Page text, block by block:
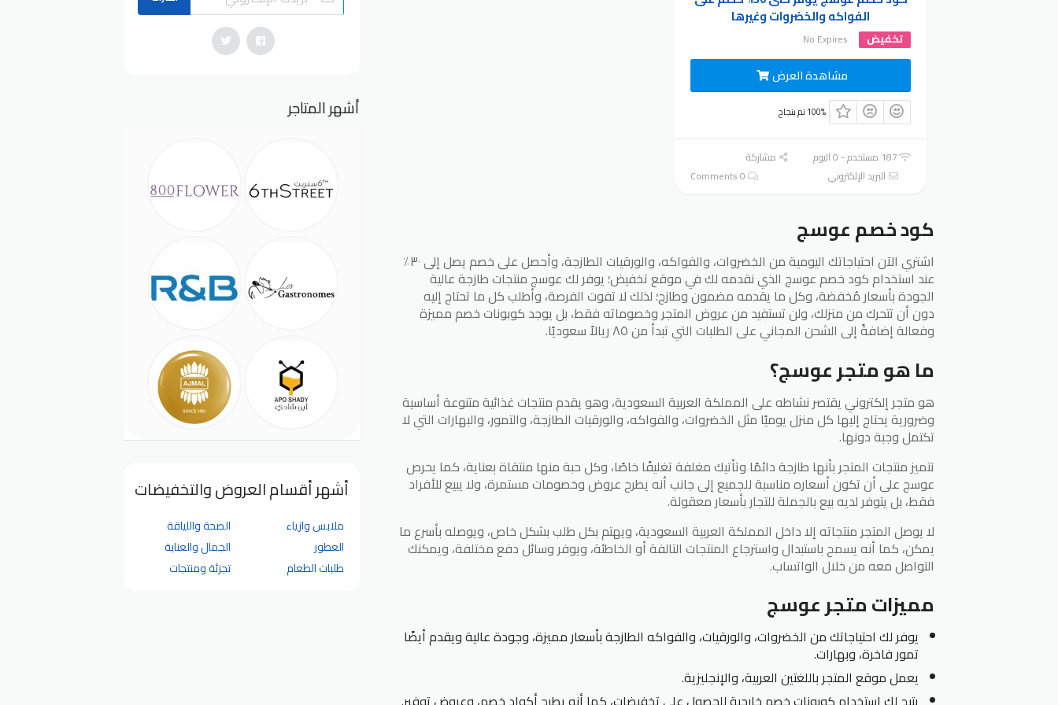
الفواكه والخضروات وغيرها
تخفيض No Expires
مشاهدة العرض
100% تم بنجاح
187 مستخدم - 0 اليوم
مشاركة
البريد الإلكتروني
0 Comments
كود خصم عوسج
اشتري الآن احتياجاتك اليومية من الخضروات، والفواكه، والورقيات الطازجة، وأحصل على خصم يصل إلى ٣٠٪
عند استخدام كود خصم عوسج الذي نقدمه لك في موقع تخفيض؛ يوفر لك عوسج منتجات طازجة عالية
الجودة بأسعار مُخفضة، وكل ما يقدمه مضمون وطازج؛ لذلك لا تفوت الفرصة، وأطلب كل ما تحتاج إليه
دون أن تتحرك من منزلك، ولن تستفيد من عروض المتجر وخصوماته فقط، بل يوجد كوبونات خصم مميزة
وفعالة إضافةً إلى الشحن المجاني على الطلبات التي تبدأ من ٨٥ ريالاً سعوديًا.
ما هو متجر عوسج؟
هو متجر إلكتروني يقتصر نشاطه على المملكة العربية السعودية، وهو يقدم منتجات غذائية متنوعة أساسية
وضرورية يحتاج إليها كل منزل يوميًا مثل الخضروات، والفواكه، والورقيات الطازجة، والتمور، والبهارات التي لا
تكتمل وجبة دونها.
تتميز منتجات المتجر بأنها طازجة دائمًا وتأتيك مغلفة تغليفًا خاصًا، وكل حبة منها منتقاة بعناية، كما يحرص
عوسج على أن تكون أسعاره مناسبة للجميع إلى جانب أنه يطرح عروض وخصومات مستمرة، ولا يبيع للأفراد
فقط، بل يتوفر لديه بيع بالجملة للتجار بأسعار معقولة.
لا يوصل المتجر منتجاته إلا داخل المملكة العربية السعودية، ويهتم بكل طلب بشكل خاص، ويوصله بأسرع ما
يمكن، كما أنه يسمح باستبدال واسترجاع المنتجات التالفة أو الخاطئة، ويوفر وسائل دفع مختلفة، ويمكنك
التواصل معه من خلال الواتساب.
مميزات متجر عوسج
يوفر لك احتياجاتك من الخضروات، والورقيات، والفواكه الطازجة بأسعار مميزة، وجودة عالية ويقدم أيضًا
تمور فاخرة، وبهارات.
يعمل موقع المتجر باللغتين العربية، والإنجليزية.
أشهر المتاجر
أشهر أقسام العروض والتخفيضات
ملابس وازياء
الصحة واللياقة
العطور
الجمال والعناية
طلبات الطعام
تجزئة ومنتجات